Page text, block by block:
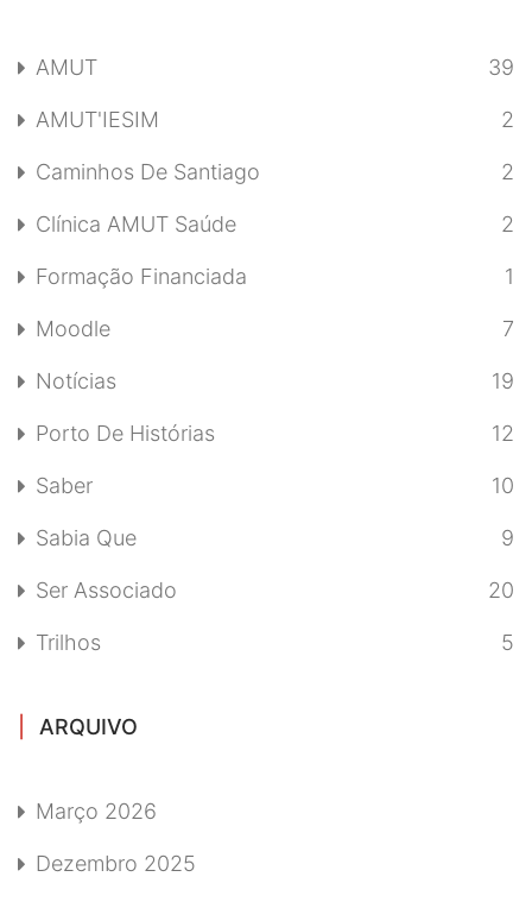
AMUT 39
AMUT'IESIM 2
Caminhos De Santiago 2
Clínica AMUT Saúde 2
Formação Financiada 1
Moodle 7
Notícias 19
Porto De Histórias 12
Saber 10
Sabia Que 9
Ser Associado 20
Trilhos 5
ARQUIVO
Março 2026
Dezembro 2025